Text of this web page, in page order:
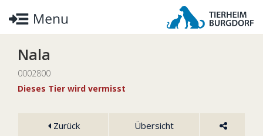
Nala
0002800
Dieses Tier wird vermisst
Zurück Übersicht